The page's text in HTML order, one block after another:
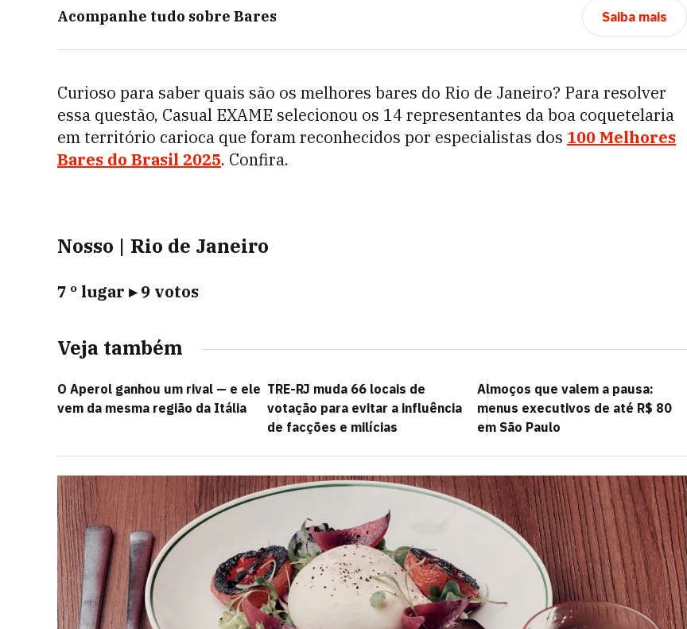
Acompanhe tudo sobre Bares Saiba mais
Curioso para saber quais são os melhores bares do Rio de Janeiro? Para resolver
essa questão, Casual EXAME selecionou os 14 representantes da boa coquetelaria
em território carioca que foram reconhecidos por especialistas dos 100 Melhores
Bares do Brasil 2025. Confira.
Nosso | Rio de Janeiro
7 º lugar ▸9 votos
Veja também
O Aperol ganhou um rival — e ele
vem da mesma região da Itália
TRE-RJ muda 66 locais de
votação para evitar a influência
de facções e milícias
Almoços que valem a pausa:
menus executivos de até R$ 80
em São Paulo